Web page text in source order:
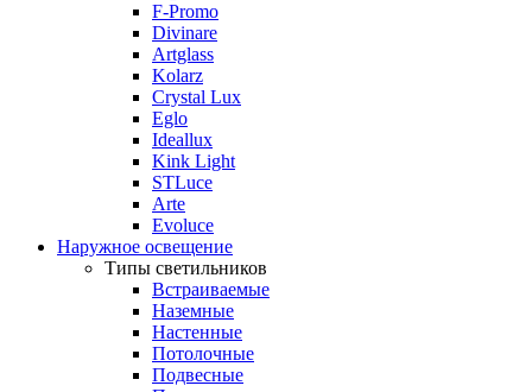
F-Promo
Divinare
Artglass
Kolarz
Crystal Lux
Eglo
Ideallux
Kink Light
STLuce
Arte
Evoluce
Наружное освещение
Типы светильников
Встраиваемые
Наземные
Настенные
Потолочные
Подвесные